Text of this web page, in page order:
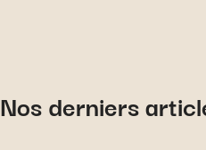
Nos derniers